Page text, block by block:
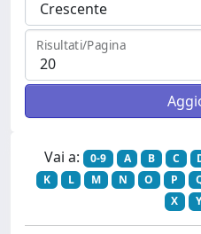
Risultati/Pagina
Vai a: 0-9 A B C
K
L M N O P
X
Y